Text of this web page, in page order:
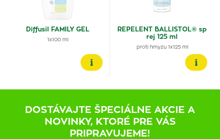
Diffusil FAMILY GEL
1x100 ml
REPELENT BALLISTOL® sp
rej 125 ml
proti hmyzu 1x125 ml
DOSTÁVAJTE ŠPECIÁLNE AKCIE A
NOVINKY, KTORÉ PRE VÁS
PRIPRAVUJEME!